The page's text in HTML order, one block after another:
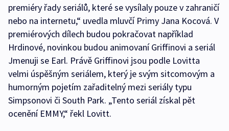
premiéry řady seriálů, které se vysílaly pouze v zahraničí
nebo na internetu,“ uvedla mluvčí Primy Jana Kocová. V
premiérových dílech budou pokračovat například
Hrdinové, novinkou budou animovaní Griffinovi a seriál
Jmenuji se Earl. Právě Griffinovi jsou podle Lovitta
velmi úspěšným seriálem, který je svým sitcomovým a
humorným pojetím zařaditelný mezi seriály typu
Simpsonovi či South Park. „Tento seriál získal pět
ocenění EMMY,“ řekl Lovitt.